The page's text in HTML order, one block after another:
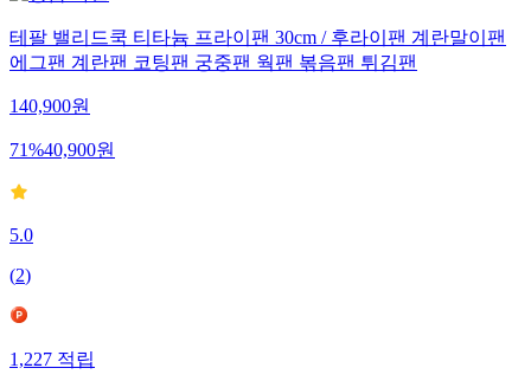
테팔 밸리드쿡 티타늄 프라이팬 30cm / 후라이팬 계란말이팬
에그팬 계란팬 코팅팬 궁중팬 웍팬 볶음팬 튀김팬
140,900원
71%40,900원
5.0
(2)
1,227적립